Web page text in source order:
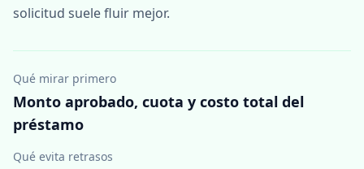
solicitud suele fluir mejor.
Qué mirar primero
Monto aprobado, cuota y costo total del
préstamo
Qué evita retrasos